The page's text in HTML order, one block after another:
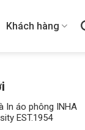
Khách hàng
In áo phông INHA
EST.1954